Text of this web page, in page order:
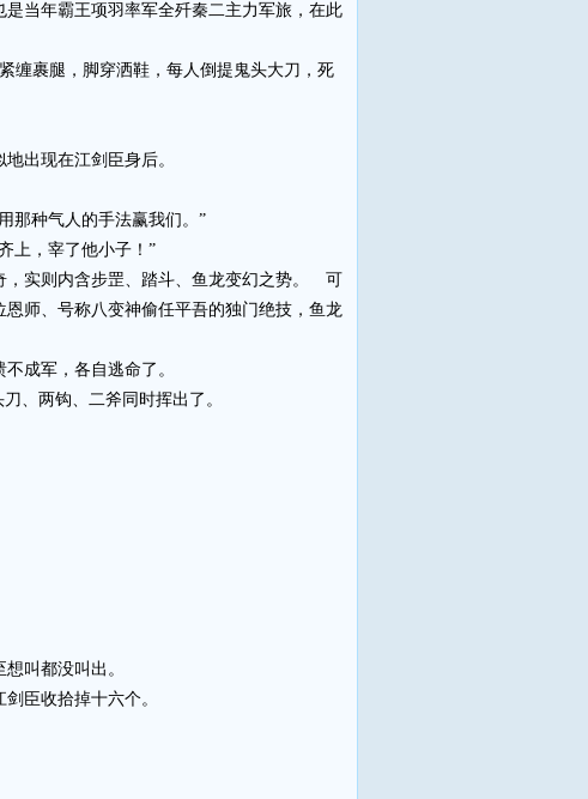
当年霸王项羽率军全歼秦二主力军旅，在此
裹腿，脚穿洒鞋，每人倒提鬼头大刀，死
出现在江剑臣身后。
那种气人的手法赢我们。”
上，宰了他小子！”
实则内含步罡、踏斗、鱼龙变幻之势。 可
师、号称八变神偷任平吾的独门绝技，鱼龙
成军，各自逃命了。
、两钩、二斧同时挥出了。
叫都没叫出。
臣收拾掉十六个。